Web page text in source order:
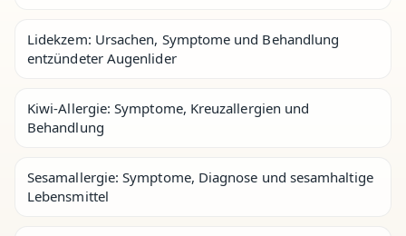
Lidekzem: Ursachen, Symptome und Behandlung
entzündeter Augenlider
Kiwi-Allergie: Symptome, Kreuzallergien und
Behandlung
Sesamallergie: Symptome, Diagnose und sesamhaltige
Lebensmittel